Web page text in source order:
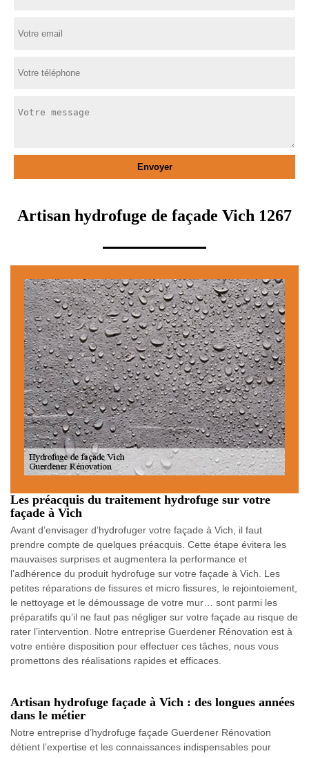
Artisan hydrofuge de façade Vich 1267
Les préacquis du traitement hydrofuge sur votre
façade à Vich
Avant d’envisager d’hydrofuger votre façade à Vich, il faut
prendre compte de quelques préacquis. Cette étape évitera les
mauvaises surprises et augmentera la performance et
l’adhérence du produit hydrofuge sur votre façade à Vich. Les
petites réparations de fissures et micro fissures, le rejointoiement,
le nettoyage et le démoussage de votre mur… sont parmi les
préparatifs qu’il ne faut pas négliger sur votre façade au risque de
rater l’intervention. Notre entreprise Guerdener Rénovation est à
votre entière disposition pour effectuer ces tâches, nous vous
promettons des réalisations rapides et efficaces.
Artisan hydrofuge façade à Vich : des longues années
dans le métier
Notre entreprise d’hydrofuge façade Guerdener Rénovation
détient l’expertise et les connaissances indispensables pour